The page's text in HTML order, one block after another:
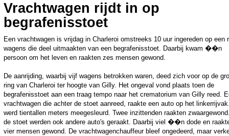
Man kraakt automaat
Vrachtwagen rijdt in op
begrafenisstoet
Een vrachtwagen is vrijdag in Charleroi omstreeks 10 uur ingereden op een
wagens die deel uitmaakten van een begrafenisstoet. Daarbij kwam ��n
persoon om het leven en raakten zes mensen gewond.
De aanrijding, waarbij vijf wagens betrokken waren, deed zich voor op de
ring van Charleroi ter hoogte van Gilly. Het ongeval vond plaats toen de
begrafenisstoet aan een traag tempo naar het crematorium van Gilly reed.
vrachtwagen die achter de stoet aanreed, raakte een auto op het
werd tientallen meters meegesleurd. Twee inzittenden raakten
de stoet werden ook andere auto's geraakt. Daarbij viel ��n dode en
vier mensen gewond. De vrachtwagenchauffeur bleef ongedeerd, maar